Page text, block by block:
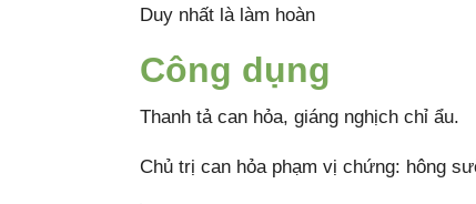
Duy nhất là làm hoàn
Công dụng
Thanh tả can hỏa, giáng nghịch chỉ ẩu.
Chủ trị can hỏa phạm vị chứng: hông